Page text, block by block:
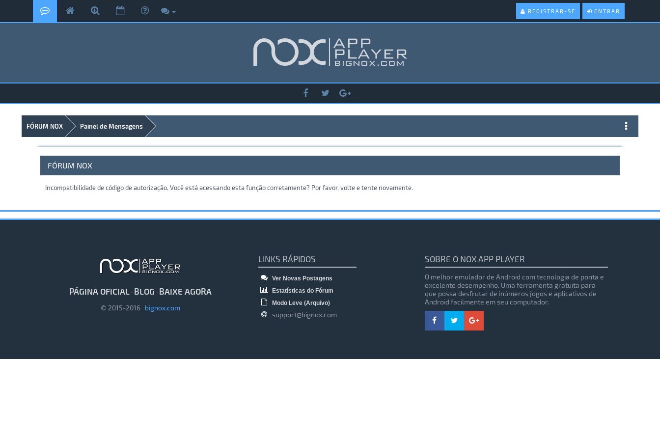
ENTRAR
REGISTRAR-SE
FÓRUM NOX Painel de Mensagens
FÓRUM NOX
Incompatibilidade de código de autorização. Você está acessando esta função corretamente? Por favor, volte e tente novamente.
PÁGINA OFICIAL · BLOG · BAIXE AGORA
© 2015-2016 bignox.com
LINKS RÁPIDOS
Ver Novas Postagens
Estatísticas do Fórum
Modo Leve (Arquivo)
support@bignox.com
SOBRE O NOX APP PLAYER
O melhor emulador de Android com tecnologia de ponta e
excelente desempenho. Uma ferramenta gratuita para
que possa desfrutar de inúmeros jogos e aplicativos de
Android facilmente em seu computador.